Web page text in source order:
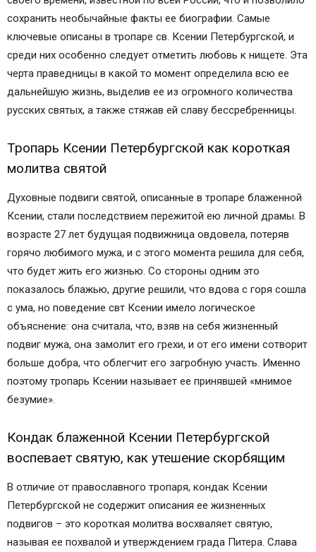
сохранить необычайные факты ее биографии. Самые
ключевые описаны в тропаре св. Ксении Петербургской, и
среди них особенно следует отметить любовь к нищете. Эта
черта праведницы в какой то момент определила всю ее
дальнейшую жизнь, выделив ее из огромного количества
русских святых, а также стяжав ей славу бессребренницы.
Тропарь Ксении Петербургской как короткая
молитва святой
Духовные подвиги святой, описанные в тропаре блаженной
Ксении, стали последствием пережитой ею личной драмы. В
возрасте 27 лет будущая подвижница овдовела, потеряв
горячо любимого мужа, и с этого момента решила для себя,
что будет жить его жизнью. Со стороны одним это
показалось блажью, другие решили, что вдова с горя сошла
с ума, но поведение свт Ксении имело логическое
объяснение: она считала, что, взяв на себя жизненный
подвиг мужа, она замолит его грехи, и от его имени сотворит
больше добра, что облегчит его загробную участь. Именно
поэтому тропарь Ксении называет ее принявшей «мнимое
безумие».
Кондак блаженной Ксении Петербургской
воспевает святую, как утешение скорбящим
В отличие от православного тропаря, кондак Ксении
Петербургской не содержит описания ее жизненных
подвигов – это короткая молитва восхваляет святую,
называя ее похвалой и утверждением града Питера. Слава